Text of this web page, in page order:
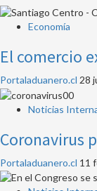
Economía
El comercio
Portaladuanero.cl 28
Noticias
Coronavirus
Portaladuanero.cl 11